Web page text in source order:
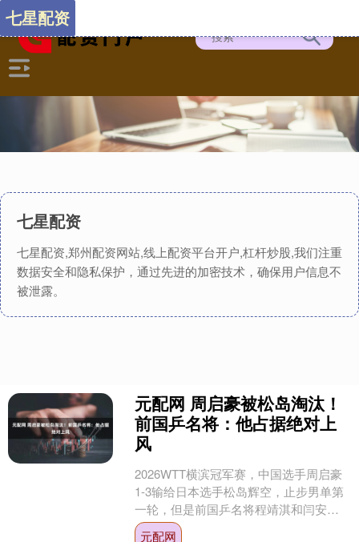
七星配资
七星配资,郑州配资网站,线上配资平台开户,杠杆炒股,我们注重
数据安全和隐私保护，通过先进的加密技术，确保用户信息不
被泄露。
七星配资
元配网 周启豪被松岛淘汰！
前国乒名将：他占据绝对上
风
2026WTT横滨冠军赛，中国选手周启豪
1-3输给日本选手松岛辉空，止步男单第
一轮，但是前国乒名将程靖淇和闫安都
认为他打得很不错。 比赛结束之后，程
元配网